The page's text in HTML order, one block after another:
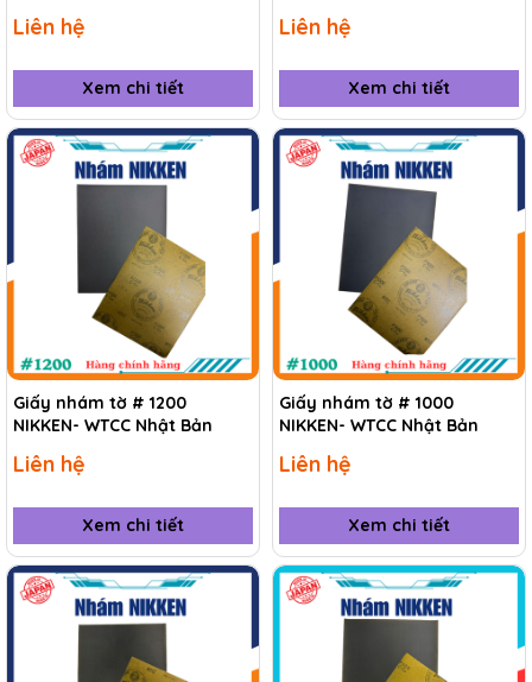
Liên hệ
Xem chi tiết
Liên hệ
Xem chi tiết
Giấy nhám tờ # 1200
NIKKEN- WTCC Nhật Bản
Liên hệ
Xem chi tiết
Giấy nhám tờ # 1000
NIKKEN- WTCC Nhật Bản
Liên hệ
Xem chi tiết